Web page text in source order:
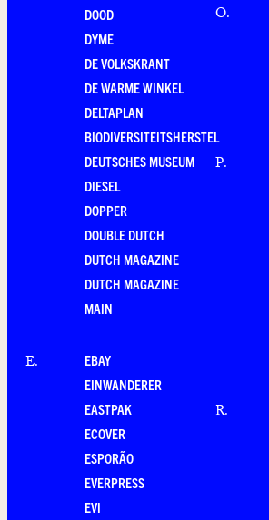
DOOD
DYME
DE VOLKSKRANT
DE WARME WINKEL
DELTAPLAN
BIODIVERSITEITSHERSTEL
DEUTSCHES MUSEUM
DIESEL
DOPPER
DOUBLE DUTCH
DUTCH MAGAZINE
DUTCH MAGAZINE
MAIN
E.
EBAY
EINWANDERER
EASTPAK
ECOVER
ESPORÃO
EVERPRESS
EVI
O.
P.
R.